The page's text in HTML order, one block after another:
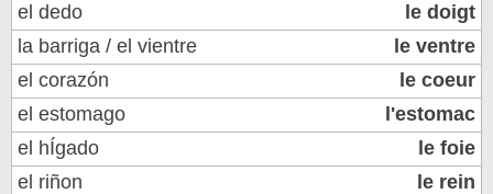
el dedo
le doigt
la barriga / el vientre
le ventre
el corazón
le coeur
el estomago
l'estomac
el hÍgado
le foie
el riñon
le rein